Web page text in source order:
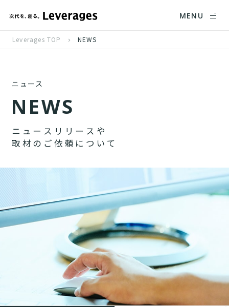
MENU
Leverages TOP NEWS
ニュース
NEWS
ニ ュ ー ス リ リ ー ス や
取 材 の ご 依 頼 に つ い て